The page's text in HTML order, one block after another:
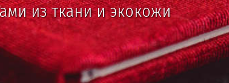
из ткани и экокожи